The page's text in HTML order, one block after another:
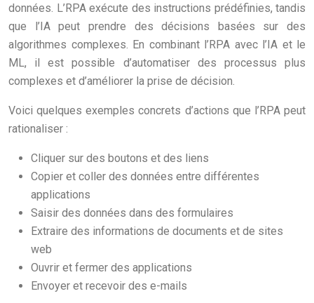
données. L’RPA exécute des instructions prédéfinies, tandis
que l’IA peut prendre des décisions basées sur des
algorithmes complexes. En combinant l’RPA avec l’IA et le
ML, il est possible d’automatiser des processus plus
complexes et d’améliorer la prise de décision.
Voici quelques exemples concrets d’actions que l’RPA peut
rationaliser :
Cliquer sur des boutons et des liens
Copier et coller des données entre différentes
applications
Saisir des données dans des formulaires
Extraire des informations de documents et de sites
web
Ouvrir et fermer des applications
Envoyer et recevoir des e-mails